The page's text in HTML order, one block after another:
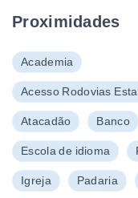
Proximidades
Academia
Acesso Rodovias
Atacadão Banco
Escola de idioma
Igreja Padaria